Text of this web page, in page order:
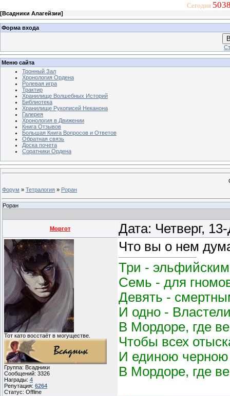
Сегодня
[Всадники Алагейзии]
Форма входа
Меню сайта
Тронный Зал
Хронология Ордена
Ролевая игра
Трактир
Хранилище Волшебных Историй
Библиотека
Хранилище Рукописей Неканона
Галерея
Хронология в Движении
Книга Отзывов
Большая Книга Вопросов и Ответов
Обратная связь
Доска почета
Соратники Ордена
Форум » Тетралогия » Роран
Роран
Моргот Дата: Четверг,
Тот като восстаёт в могуществе.
Группа: Всадники
Сообщений: 3326
Награды: 4
Репутация: 6264
Статус: Offline
Что вы о нем
Три -
Семь - для
Девять -
И одно -
В Мордоре, где
Чтобы всех
И единою черною
В Мордоре, где